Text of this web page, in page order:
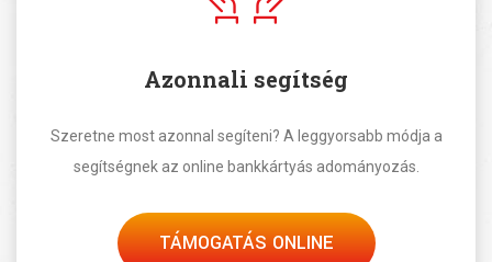
Azonnali segítség
Szeretne most azonnal segíteni? A leggyorsabb módja a
segítségnek az online bankkártyás adományozás.
TÁMOGATÁS ONLINE